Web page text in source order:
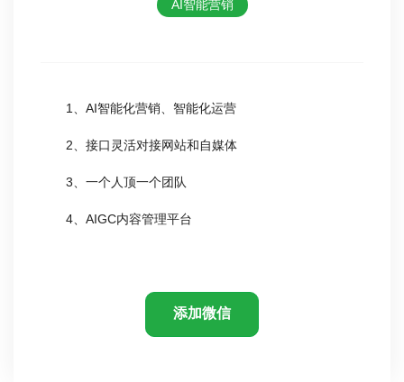
AI智能营销
1、AI智能化营销、智能化运营
2、接口灵活对接网站和自媒体
3、一个人顶一个团队
4、AIGC内容管理平台
添加微信